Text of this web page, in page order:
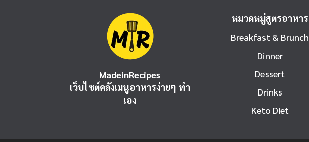
MadeinRecipes
เว็บไซต์คลังเมนูอาหารง่ายๆ ทำ
เอง
หมวดหมู่สูตรอาหาร
Breakfast & Brunch
Dinner
Dessert
Drinks
Keto Diet